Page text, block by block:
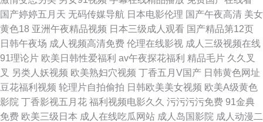
国产婷婷五月天 无码传媒导航 日本电影伦理 国产午夜高清 美女
黄色18 亚洲午夜精品视频 日本三级成人观看 国产精品第12页
日韩午夜场 成人视频高清免费 伦理在线影视 成人三级视频在线
91理论片 欧美日韩性爱福利 av午夜探花福利 精品毛片 久久叉
叉 另类人妖视频 欧美熟妇穴视频 丁香五月V国产 日韩黄色网址
豆花福利视频 轮理片自拍偷拍 日韩欧美美女视频 欧美A级黄色
影院 丁香影视五月花 福利视频电影久久 污污污污免费 91金典
免费 欧美三级日本 成人在线吃瓜网站 成人岛国影院 成人动漫二